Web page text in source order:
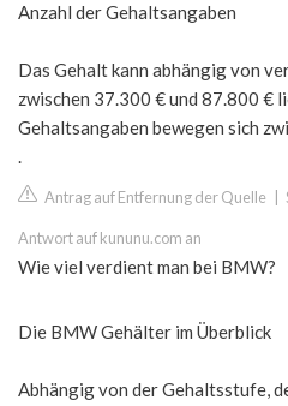
Anzahl der Gehaltsangaben
Das Gehalt kann abhängig von
zwischen 37.300 € und 87.800 €
Gehaltsangaben bewegen sich
.
Antrag auf Entfernung der Quelle
Antwort auf kununu.com an
Wie viel verdient man bei BMW?
Die BMW Gehälter im Überblick
Abhängig von der Gehaltsstufe,